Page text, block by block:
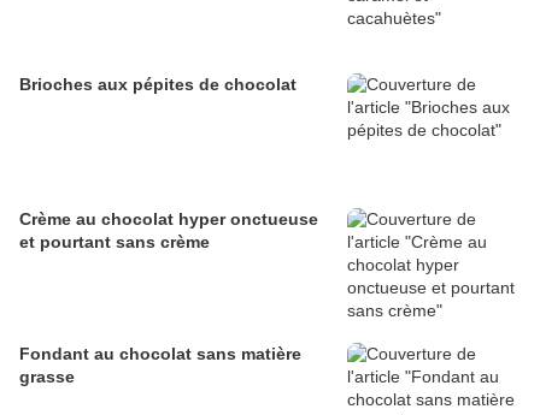
Brioches aux pépites de chocolat
Crème au chocolat hyper onctueuse
et pourtant sans crème
Fondant au chocolat sans matière
grasse